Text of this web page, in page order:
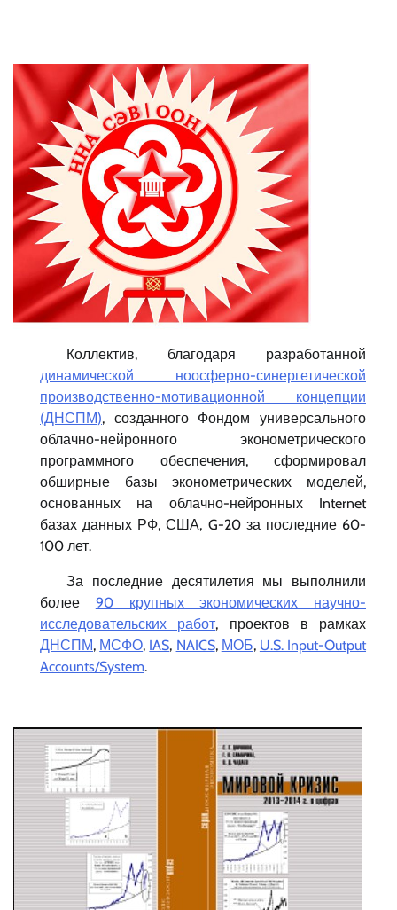
Коллектив, благодаря разработанной
динамической ноосферно-синергетической
производственно-мотивационной концепции
(ДНСПМ), созданного Фондом универсального
облачно-нейронного эконометрического
программного обеспечения, сформировал
обширные базы эконометрических моделей,
основанных на облачно-нейронных Internet
базах данных РФ, США, G-20 за последние 60-
100 лет.
За последние десятилетия мы выполнили
более 90 крупных экономических научно-
исследовательских работ, проектов в рамках
ДНСПМ, МСФО, IAS, NAICS, МОБ, U.S. Input-Output
Accounts/System.